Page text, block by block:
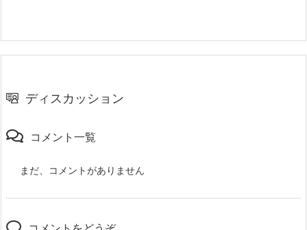
ディスカッション
コメント一覧
まだ、コメントがありません